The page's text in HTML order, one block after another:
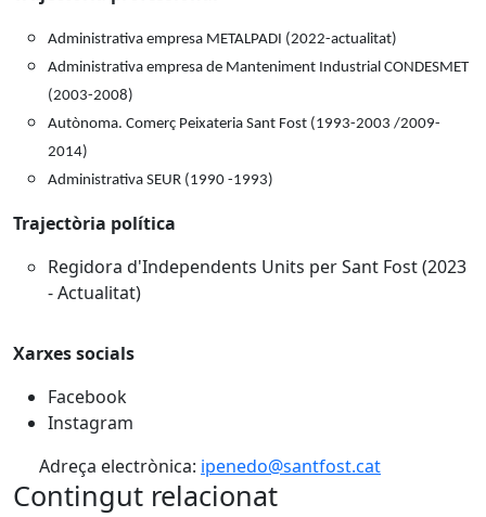
Administrativa empresa METALPADI (2022-actualitat)
Administrativa empresa de Manteniment Industrial CONDESMET
(2003-2008)
Autònoma. Comerç Peixateria Sant Fost (1993-2003 /2009-
2014)
Administrativa SEUR (1990 -1993)
Trajectòria política
Regidora d'Independents Units per Sant Fost (2023
- Actualitat)
Xarxes socials
Facebook
Instagram
Adreça electrònica: ipenedo@santfost.cat
Contingut relacionat